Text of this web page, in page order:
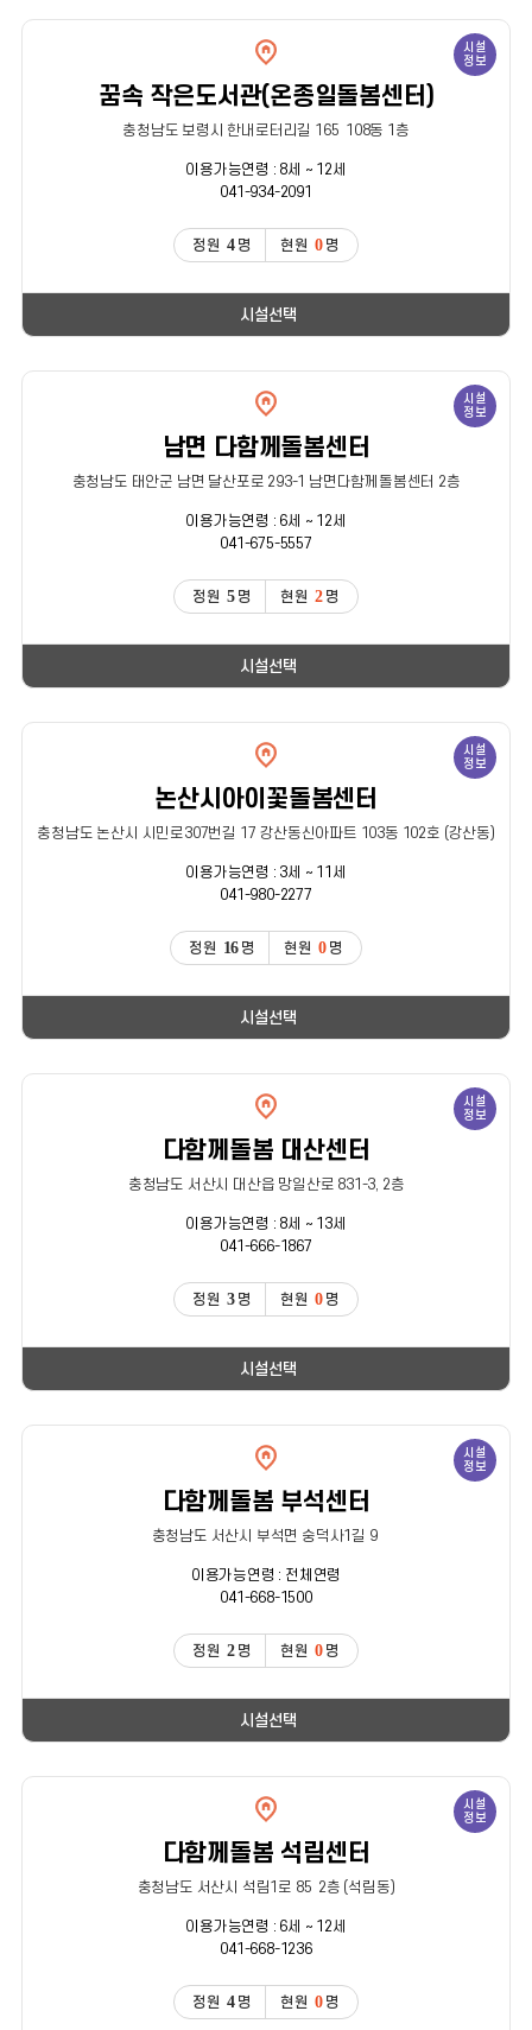
시설
정보
꿈속 작은도서관(온종일돌봄센터)
충청남도 보령시 한내로터리길 165 108동 1층
이용가능연령 : 8세 ~ 12세
041-934-2091
정원 4명 현원 0명
시설선택
시설
정보
남면 다함께돌봄센터
충청남도 태안군 남면 달산포로 293-1 남면다함께돌봄센터 2층
이용가능연령 : 6세 ~ 12세
041-675-5557
정원 5명 현원 2명
시설선택
시설
정보
논산시아이꽃돌봄센터
충청남도 논산시 시민로307번길 17 강산동신아파트 103동 102호 (강산동)
이용가능연령 : 3세 ~ 11세
041-980-2277
정원 16명 현원 0명
시설선택
시설
정보
다함께돌봄 대산센터
충청남도 서산시 대산읍 망일산로 831-3, 2층
이용가능연령 : 8세 ~ 13세
041-666-1867
정원 3명 현원 0명
시설선택
시설
정보
다함께돌봄 부석센터
충청남도 서산시 부석면 숭덕사1길 9
이용가능연령 : 전체연령
041-668-1500
정원 2명 현원 0명
시설선택
시설
정보
다함께돌봄 석림센터
충청남도 서산시 석림1로 85 2층 (석림동)
이용가능연령 : 6세 ~ 12세
041-668-1236
정원 4명 현원 0명